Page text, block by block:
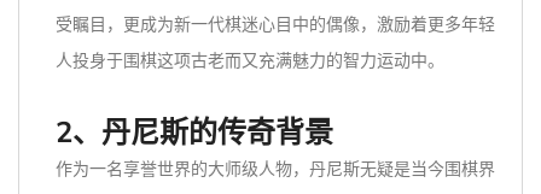
受瞩目，更成为新一代棋迷心目中的偶像，激励着更多年轻
人投身于围棋这项古老而又充满魅力的智力运动中。
2、丹尼斯的传奇背景
作为一名享誉世界的大师级人物，丹尼斯无疑是当今围棋界